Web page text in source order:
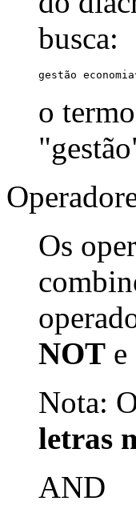
busca:
gestão
o
Os
NOT e
Nota:
letras
AND